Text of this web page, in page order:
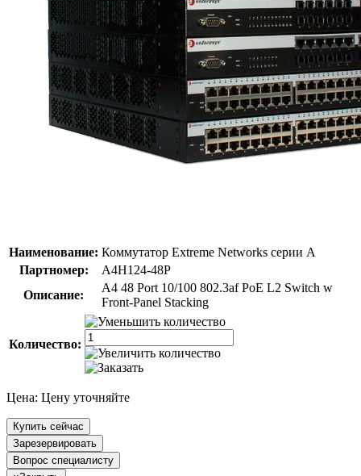
Наименование: Коммутатор Extreme Networks серии A
Партномер:
A4H124-48P
Описание:
A4 48 Port 10/100 802.3af PoE L2 Switch w
Front-Panel Stacking
Количество:
Цена: Цену уточняйте
Купить сейчас
Зарезервировать
Вопрос специалисту